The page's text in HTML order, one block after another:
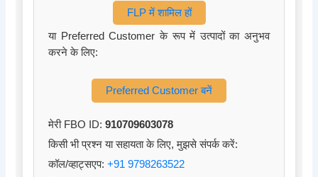
FLP में शामिल हों
या Preferred Customer के रूप में उत्पादों का अनुभव
करने के लिए:
Preferred Customer बनें
मेरी FBO ID:910709603078
किसी भी प्रश्न या सहायता के लिए, मुझसे संपर्क करें:
कॉल/व्हाट्सएप:+91 9798263522